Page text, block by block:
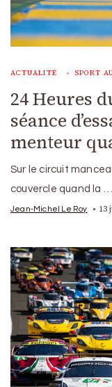
ACTUALITÉ SPORT
24 Heures
séance
menteur
Sur le circuit
couvercle quand la …
Jean-Michel Le Roy 13